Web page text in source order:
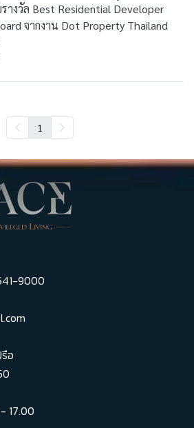
างวัล Best Residential Developer
จากงาน Dot Property Thailand
1
9000
อ
17.00